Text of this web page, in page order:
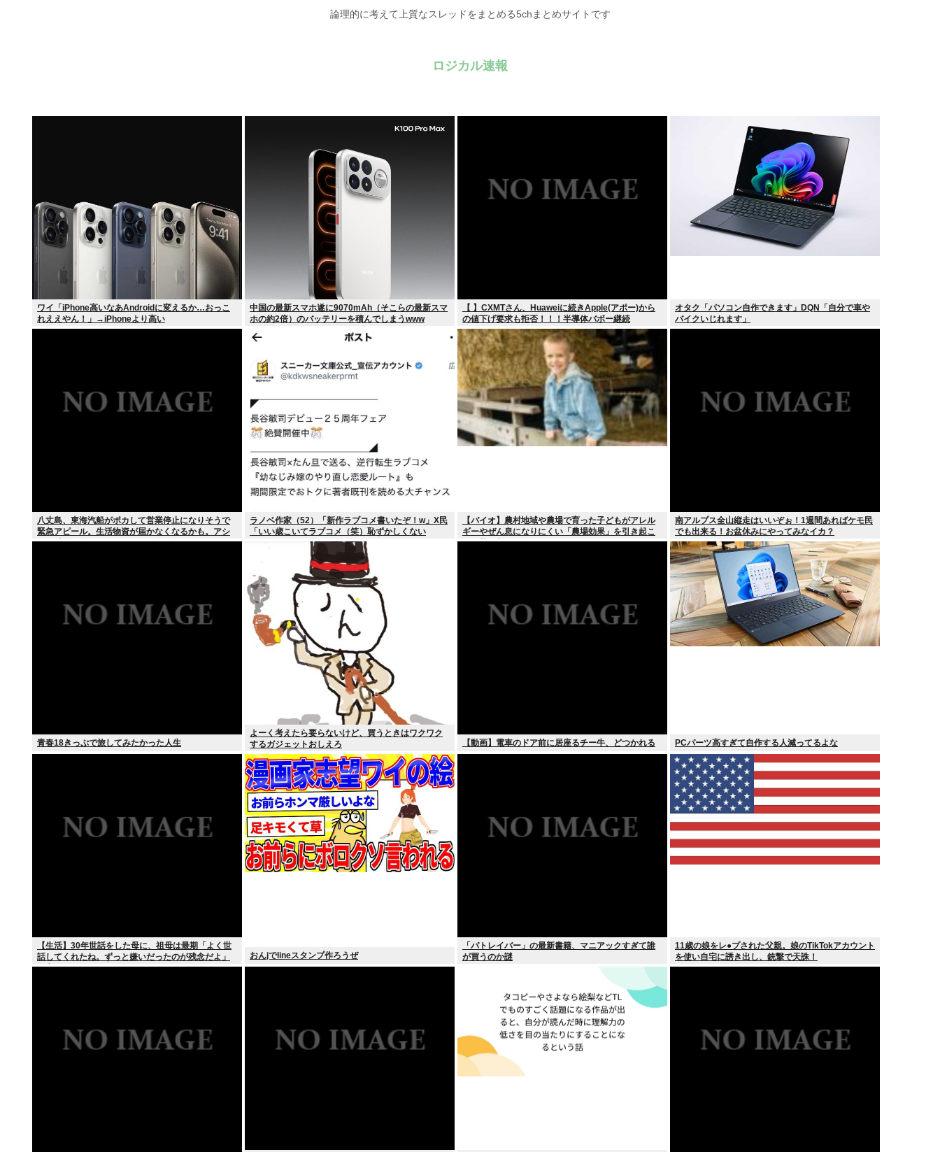
論理的に考えて上質なスレッドをまとめる5chまとめサイトです
ロジカル速報
ワイ「iPhone高いなあAndroidに変えるか…おっこ
れええやん！」→iPhoneより高い
中国の最新スマホ遂に9070mAh（そこらの最新スマ
ホの約2倍）のバッテリーを積んでしまうwww
【 】CXMTさん、Huaweiに続きApple(アポー)から
の値下げ要求も拒否！！！半導体バボー継続
へ！！！
オタク「パソコン自作できます」DQN「自分で車や
バイクいじれます」
八丈島、東海汽船がポカして営業停止になりそうで
緊急アピール。生活物資が届かなくなるかも。アシ
タバ以外に食うものがねえ
ラノベ作家（52）「新作ラブコメ書いたぞ！w」X民
「いい歳こいてラブコメ（笑）恥ずかしくない
【バイオ】農村地域や農場で育った子どもがアレル
ギーやぜん息になりにくい「農場効果」を引き起こ
す細菌が判明
南アルプス全山縦走はいいぞぉ！1週間あればケモ民
でも出来る！お盆休みにやってみなイカ？
青春18きっぷで旅してみたかった人生
よーく考えたら要らないけど、買うときはワクワク
するガジェットおしえろ
【動画】電車のドア前に居座るチー牛、どつかれる PCパーツ高すぎて自作する人減ってるよな
【生活】30年世話をした母に、祖母は最期「よく世
話してくれたね。ずっと嫌いだったのが残念だよ」
と言って死んだ
おんjでlineスタンプ作ろうぜ
「パトレイバー」の最新書籍、マニアックすぎて誰
が買うのか謎
11歳の娘をレ●プされた父親。娘のTikTokアカウント
を使い自宅に誘き出し、銃撃で天誅！